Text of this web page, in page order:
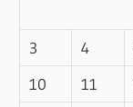
3
4
10
11